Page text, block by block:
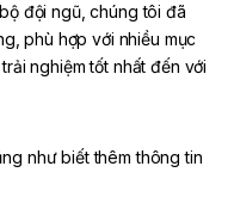
đội ngũ, chúng tôi đã
phù hợp với nhiều mục
nghiệm tốt nhất đến với
như biết thêm thông tin